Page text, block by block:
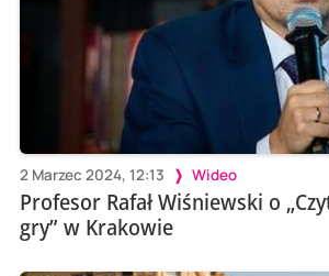
2 Marzec 2024, 12:13 Wideo
Profesor Rafał Wiśniewski o
gry” w Krakowie